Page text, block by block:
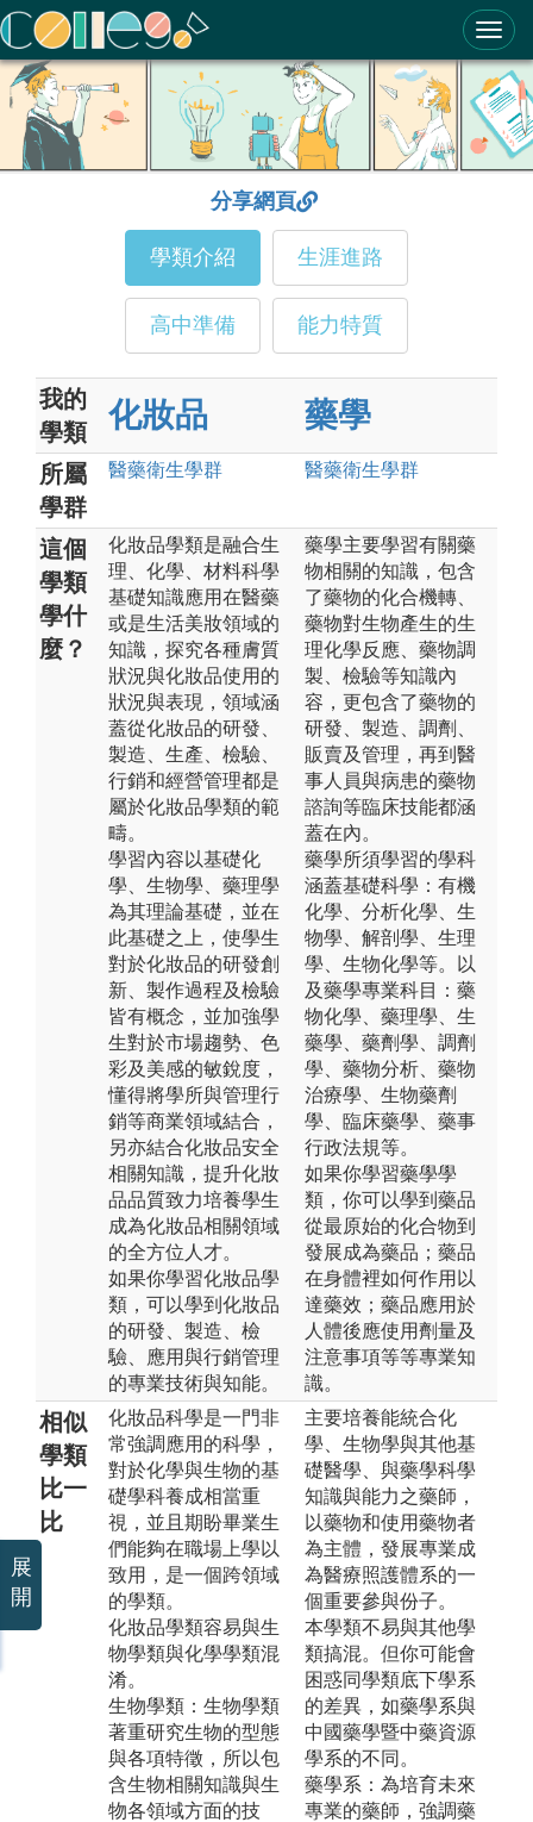
ColleGo! 大學選才與高中育才輔助系統
分享網頁
學類介紹 生涯進路
高中準備 能力特質
我的
學類
化妝品 藥學
所屬
學群
醫藥衛生學群 醫藥衛生學群
這個
學類
學什
麼？
化妝品學類是融合生
理、化學、材料科學
基礎知識應用在醫藥
或是生活美妝領域的
知識，探究各種膚質
狀況與化妝品使用的
狀況與表現，領域涵
蓋從化妝品的研發、
製造、生產、檢驗、
行銷和經營管理都是
屬於化妝品學類的範
疇。
學習內容以基礎化
學、生物學、藥理學
為其理論基礎，並在
此基礎之上，使學生
對於化妝品的研發創
新、製作過程及檢驗
皆有概念，並加強學
生對於市場趨勢、色
彩及美感的敏銳度，
懂得將學所與管理行
銷等商業領域結合，
另亦結合化妝品安全
相關知識，提升化妝
品品質致力培養學生
成為化妝品相關領域
的全方位人才。
如果你學習化妝品學
類，可以學到化妝品
的研發、製造、檢
驗、應用與行銷管理
的專業技術與知能。
藥學主要學習有關藥
物相關的知識，包含
了藥物的化合機轉、
藥物對生物產生的生
理化學反應、藥物調
製、檢驗等知識內
容，更包含了藥物的
研發、製造、調劑、
販賣及管理，再到醫
事人員與病患的藥物
諮詢等臨床技能都涵
蓋在內。
藥學所須學習的學科
涵蓋基礎科學：有機
化學、分析化學、生
物學、解剖學、生理
學、生物化學等。以
及藥學專業科目：藥
物化學、藥理學、生
藥學、藥劑學、調劑
學、藥物分析、藥物
治療學、生物藥劑
學、臨床藥學、藥事
行政法規等。
如果你學習藥學學
類，你可以學到藥品
從最原始的化合物到
發展成為藥品；藥品
在身體裡如何作用以
達藥效；藥品應用於
人體後應使用劑量及
注意事項等等專業知
識。
相似
學類
比一
比
化妝品科學是一門非
常強調應用的科學，
對於化學與生物的基
礎學科養成相當重
視，並且期盼畢業生
們能夠在職場上學以
致用，是一個跨領域
的學類。
化妝品學類容易與生
物學類與化學學類混
淆。
生物學類：生物學類
著重研究生物的型態
與各項特徵，所以包
含生物相關知識與生
物各領域方面的技
主要培養能統合化
學、生物學與其他基
礎醫學、與藥學科學
知識與能力之藥師，
以藥物和使用藥物者
為主體，發展專業成
為醫療照護體系的一
個重要參與份子。
本學類不易與其他學
類搞混。但你可能會
困惑同學類底下學系
的差異，如藥學系與
中國藥學暨中藥資源
學系的不同。
藥學系：為培育未來
專業的藥師，強調藥
展
開